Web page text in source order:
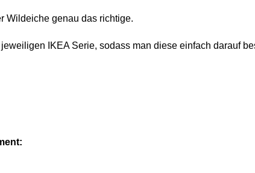
Wildeiche genau das richtige.
IKEA Serie, sodass man diese einfach darauf